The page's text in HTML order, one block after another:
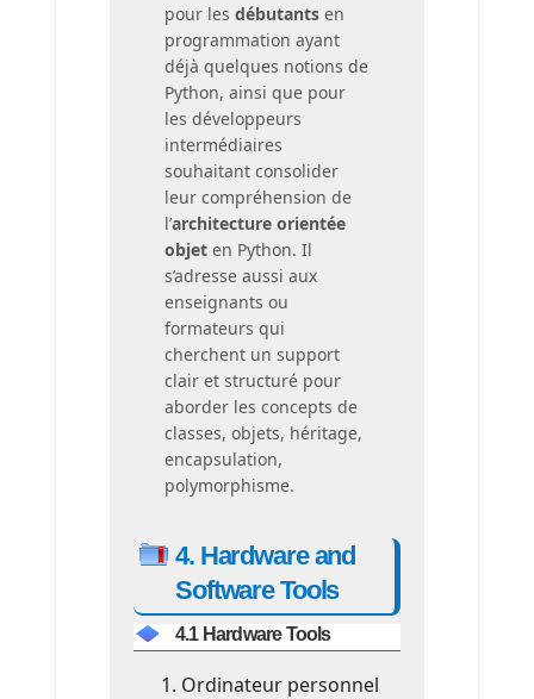
pour les débutantsen
programmation ayant
déjà quelques notions de
Python, ainsi que pour
les développeurs
intermédiaires
souhaitant consolider
leur compréhension de
l’architecture orientée
objeten Python. Il
s’adresse aussi aux
enseignants ou
formateurs qui
cherchent un support
clair et structuré pour
aborder les concepts de
classes, objets, héritage,
encapsulation,
polymorphisme.
4. Hardware and
Software Tools
4.1 Hardware Tools
Ordinateur personnel